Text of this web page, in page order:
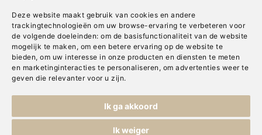
Deze website maakt gebruik van cookies en andere
trackingtechnologieën om uw browse-ervaring te verbeteren voor
de volgende doeleinden: om de basisfunctionaliteit van de website
mogelijk te maken , om een betere ervaring op de website te
bieden, om uw interesse in onze producten en diensten te meten
en marketinginteracties te personaliseren , om advertenties weer te
geven die relevanter voor u zijn.
Ik ga akkoord
Ik weiger
Cookies